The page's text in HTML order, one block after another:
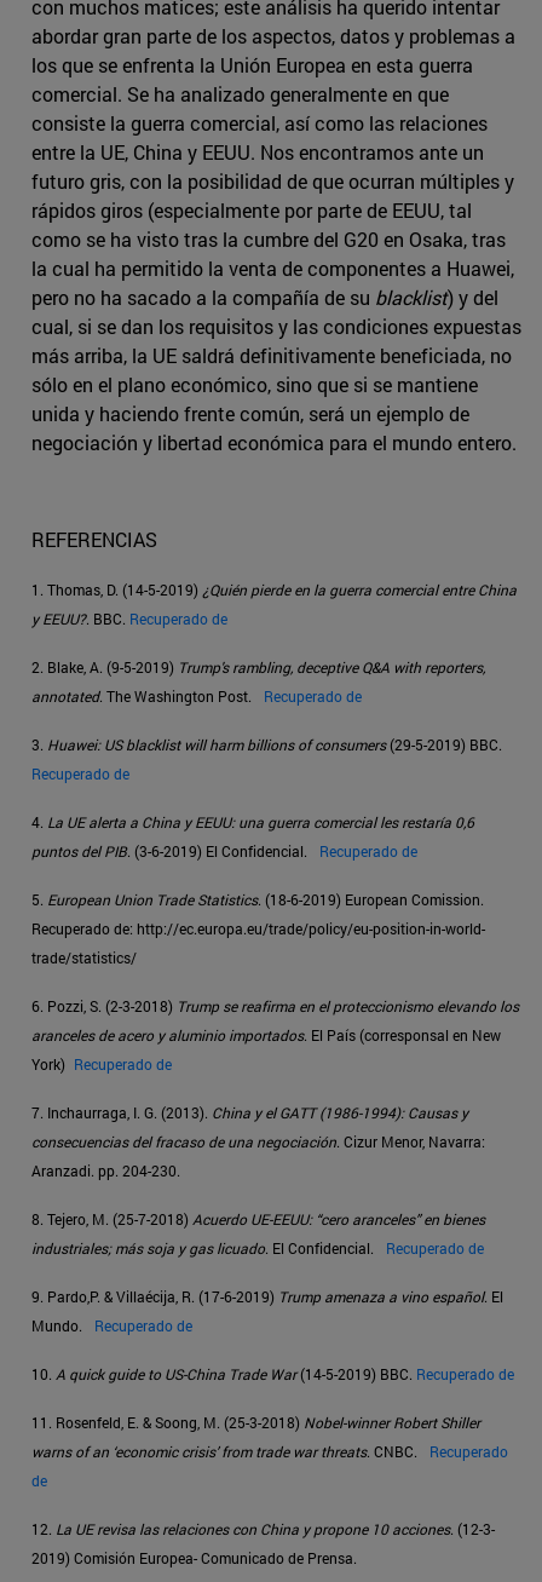
con muchos matices; este análisis ha querido intentar
abordar gran parte de los aspectos, datos y problemas a
los que se enfrenta la Unión Europea en esta guerra
comercial. Se ha analizado generalmente en que
consiste la guerra comercial, así como las relaciones
entre la UE, China y EEUU. Nos encontramos ante un
futuro gris, con la posibilidad de que ocurran múltiples y
rápidos giros (especialmente por parte de EEUU, tal
como se ha visto tras la cumbre del G20 en Osaka, tras
la cual ha permitido la venta de componentes a Huawei,
pero no ha sacado a la compañía de su blacklist) y del
cual, si se dan los requisitos y las condiciones expuestas
más arriba, la UE saldrá definitivamente beneficiada, no
sólo en el plano económico, sino que si se mantiene
unida y haciendo frente común, será un ejemplo de
negociación y libertad económica para el mundo entero.
REFERENCIAS
1. Thomas, D. (14-5-2019) ¿Quién pierde en la guerra comercial entre China
y EEUU?. BBC. Recuperado de
2. Blake, A. (9-5-2019) Trump's rambling, deceptive Q&A with reporters,
annotated. The Washington Post. Recuperado de
3. Huawei: US blacklist will harm billions of consumers(29-5-2019) BBC.
Recuperado de
4. La UE alerta a China y EEUU: una guerra comercial les restaría 0,6
puntos del PIB. (3-6-2019) El Confidencial. Recuperado de
5. European Union Trade Statistics. (18-6-2019) European Comission.
Recuperado de: http://ec.europa.eu/trade/policy/eu-position-in-world-
trade/statistics/
6. Pozzi, S. (2-3-2018) Trump se reafirma en el proteccionismo elevando los
aranceles de acero y aluminio importados. El País (corresponsal en New
York) Recuperado de
7. Inchaurraga, I. G. (2013). China y el GATT (1986-1994): Causas y
consecuencias del fracaso de una negociación. Cizur Menor, Navarra:
Aranzadi. pp. 204-230.
8. Tejero, M. (25-7-2018) Acuerdo UE-EEUU: “cero aranceles” en bienes
industriales; más soja y gas licuado. El Confidencial. Recuperado de
9. Pardo,P. & Villaécija, R. (17-6-2019) Trump amenaza a vino español. El
Mundo. Recuperado de
10. A quick guide to US-China Trade War(14-5-2019) BBC. Recuperado de
11. Rosenfeld, E. & Soong, M. (25-3-2018) Nobel-winner Robert Shiller
warns of an ‘economic crisis’ from trade war threats. CNBC. Recuperado
de
12. La UE revisa las relaciones con China y propone 10 acciones. (12-3-
2019) Comisión Europea- Comunicado de Prensa.